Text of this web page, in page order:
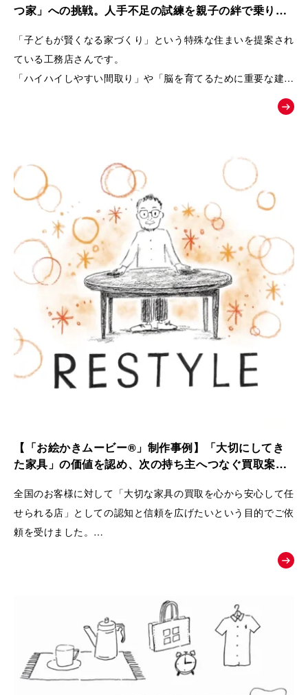
また、商品の魅力を一方的に伝えるのではなく、友人との会話
納得しながら家づくりを進めていく流れを描くことで、企業へ
の信頼感も醸成できるよう設計しています。
終盤では、実際のお客様の声や、会社の理念・アフターメンテ
「住むだけで家族が健やかに暮らせる家とは何か」
という価値を物語を通して伝え、共感した方が「まずは勉強会
へ参加してみよう」と自然に行動したくなることを目指した
「お絵かきムービー®︎」です。
つ家」への挑戦。人手不足の試練を親子の絆で乗り越
「子どもが賢くなる家づくり」という特殊な住まいを提案され
ている工務店さんです。
「ハイハイしやすい間取り」や「脳を育てるために重要な建材
世間一般ではまだ認知されていないことを、わかりやすくお客
【「お絵かきムービー®」制作事例】「大切にしてき
た家具」の価値を認め、次の持ち主へつなぐ買取案内
全国のお客様に対して「大切な家具の買取を心から安心して任
せられる店」としての認知と信頼を広げたいという目的でご依
頼を受けました。
ただの中古品として買い叩くのではなく、家具が持つ歴史やお
りとおもてなしの姿勢を広く理解してもらうために動画が制作